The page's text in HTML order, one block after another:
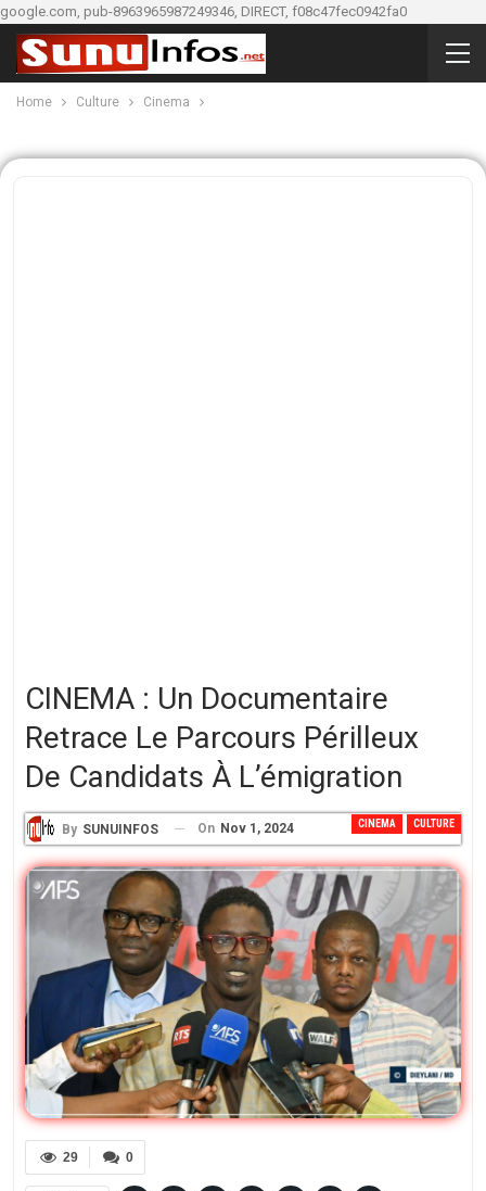
google.com, pub-8963965987249346, DIRECT, f08c47fec0942fa0
Home Culture Cinema
CINEMA : Un Documentaire
Retrace Le Parcours Périlleux
De Candidats À L’émigration
CINEMA CULTURE
By SUNUINFOS On Nov 1, 2024
0
29